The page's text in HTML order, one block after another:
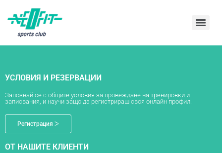
УСЛОВИЯ И РЕЗЕРВАЦИИ
Запознай се с общите условия за провеждане на тренировки и
записвания, и научи защо да регистрираш своя онлайн профил.
Регистрация ᐳ
ОТ НАШИТЕ КЛИЕНТИ